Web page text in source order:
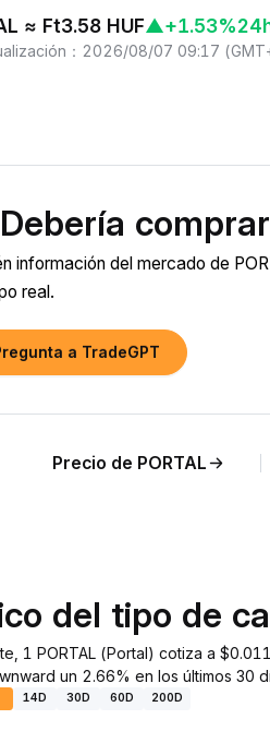
≈ Ft3.58 HUF▲+1.53%
： 2026/08/07 09:17 (
información del mercado de
real.
a TradeGPT
Precio de PORTAL
del tipo de
1 PORTAL (Portal) cotiza a
un 2.66% en los últimos 30
14D 30D 60D 200D